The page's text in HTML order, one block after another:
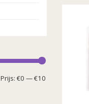
Prijs: €0 —€10